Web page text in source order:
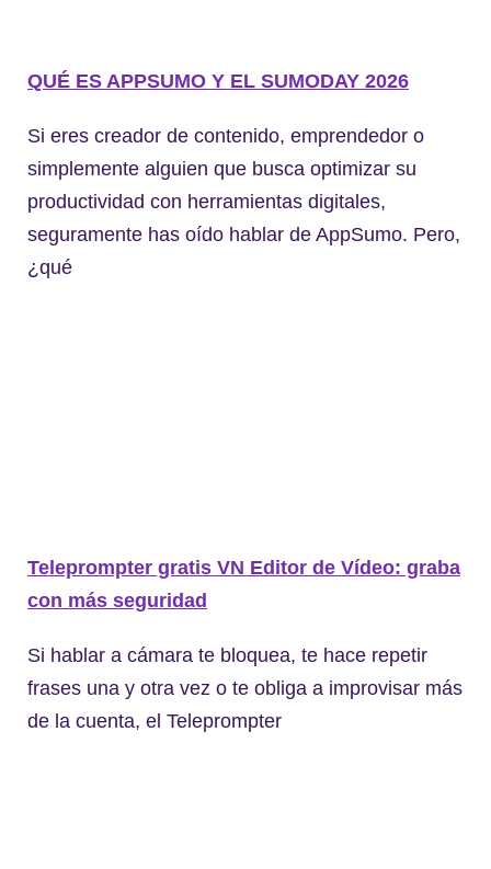
QUÉ ES APPSUMO Y EL SUMODAY 2026
Si eres creador de contenido, emprendedor o
simplemente alguien que busca optimizar su
productividad con herramientas digitales,
seguramente has oído hablar de AppSumo. Pero,
¿qué
Teleprompter gratis VN Editor de Vídeo: graba
con más seguridad
Si hablar a cámara te bloquea, te hace repetir
frases una y otra vez o te obliga a improvisar más
de la cuenta, el Teleprompter